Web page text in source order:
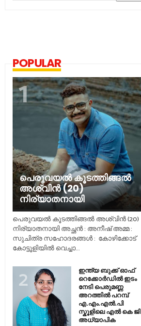
POPULAR
പെരുവയൽ കൂടത്തിങ്ങൽ
അശ്വിൻ (20)
നിര്യാതനായി
പെരുവയൽ കൂടത്തിങ്ങൽ അശ്വിൻ (20)
നിര്യാതനായി അച്ഛൻ : അനീഷ് അമ്മ :
സുചിത്ര സഹോദരങ്ങൾ : കോഴിക്കോട്
കോട്ടൂളിയിൽ വെച്ചാ...
ഇന്ത്യ ബുക്ക് ഓഫ്
റെക്കോർഡിൽ ഇടം
നേടി പെരുമണ്ണ
അറത്തിൽ പറമ്പ്
എ.എം.എൽ.പി
സ്കൂളിലെ എൽ കെ ജി
അധ്യാപിക